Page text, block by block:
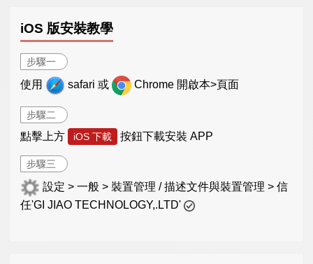
iOS 版安裝教學
步驟一
使用 safari 或 Chrome 開啟本>頁面
步驟二
點擊上方 iOS 下載 按鈕下載安裝 APP
步驟三
設定 > 一般 > 裝置管理 / 描述文件與裝置管理 > 信
任'GI JIAO TECHNOLOGY,.LTD'